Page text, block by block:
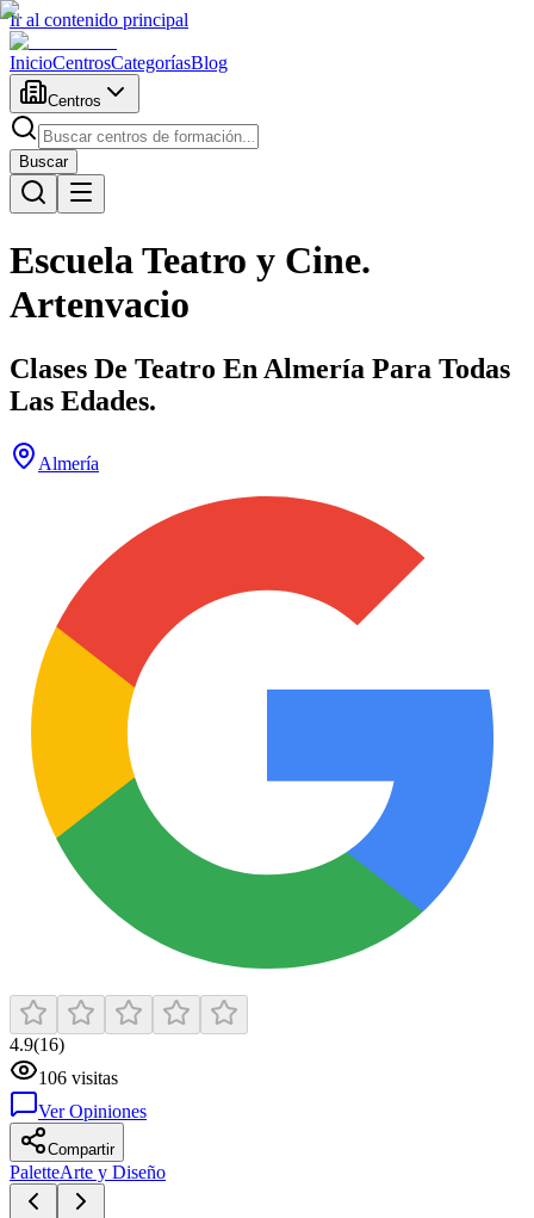
Ir al contenido principal
InicioCentrosCategoríasBlog
Centros
Buscar
Escuela Teatro y Cine.
Artenvacio
Clases De Teatro En Almería Para Todas
Las Edades.
Almería
4.9(16)
106 visitas
Ver Opiniones
Compartir
PaletteArte y Diseño